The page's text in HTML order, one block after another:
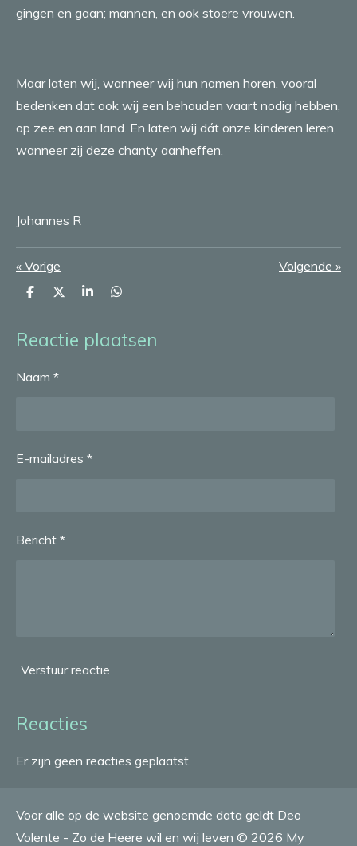
gingen en gaan; mannen, en ook stoere vrouwen.
Maar laten wij, wanneer wij hun namen horen, vooral
bedenken dat ook wij een behouden vaart nodig hebben,
op zee en aan land. En laten wij dát onze kinderen leren,
wanneer zij deze chanty aanheffen.
Johannes R
« Vorige Volgende »
D
e
n
D
l
S
r
e
D
e
n
Reactie plaatsen
Naam *
E-mailadres *
Bericht *
Verstuur reactie
Reacties
Er zijn geen reacties geplaatst.
Voor alle op de website genoemde data geldt Deo
Volente - Zo de Heere wil en wij leven © 2026 My